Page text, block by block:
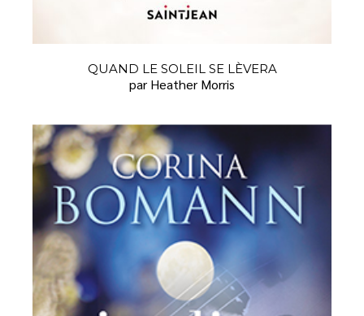
QUAND LE SOLEIL SE LÈVERA
par Heather Morris